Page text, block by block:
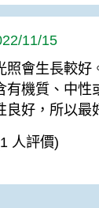
11/15
會生長較好
有機質、中
良好，所以最
人評價)